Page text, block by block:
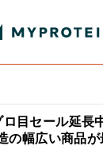
ロ目セール延長
の幅広い商品